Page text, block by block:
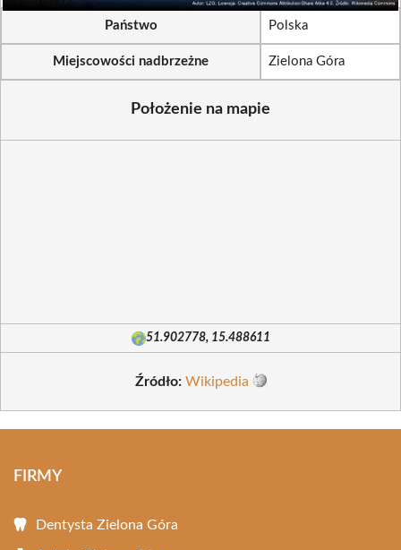
Państwo Polska
Miejscowości nadbrzeżne Zielona Góra
Położenie na mapie
51.902778, 15.488611
Źródło: Wikipedia
FIRMY
Dentysta Zielona Góra